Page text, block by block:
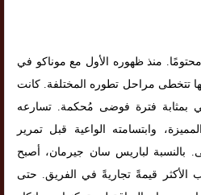
منذ ظهوره الأول مع موناكو في
تتخطى مراحل تطوره المختلفة. كانت
بمثابة فترة فوضى مُحكمة. تسارعه
وابتسامته الواعية قبل تمرير
بالنسبة لباريس سان جيرمان، أصبح
الأكثر قيمةً تجاريةً في الفريق. حتى